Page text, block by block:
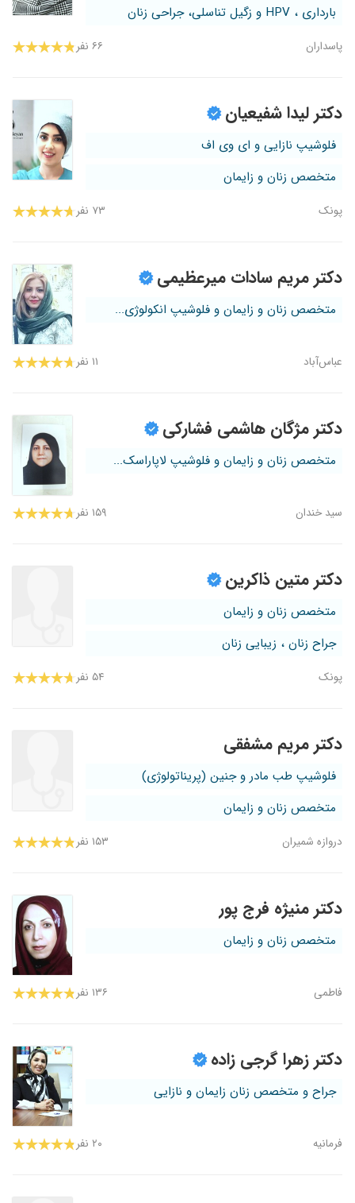
بارداری ، HPV و زگیل تناسلی، جراحی زنان
پاسداران ۶۶ نفر
دکتر لیدا شفیعیان
فلوشیپ نازایی و ای وی اف
متخصص زنان و زایمان
پونک ۷۳ نفر
دکتر مریم سادات میرعظیمی
متخصص زنان و زایمان و فلوشیپ انکولوژی...
عباس‌آباد ۱۱ نفر
دکتر مژگان هاشمی فشارکی
متخصص زنان و زایمان و فلوشیپ لاپاراسک...
سید خندان ۱۵۹ نفر
دکتر متین ذاکرین
متخصص زنان و زایمان
جراح زنان ، زیبایی زنان
پونک ۵۴ نفر
دکتر مریم مشفقی
فلوشیپ طب مادر و جنین (پریناتولوژی)
متخصص زنان و زایمان
دروازه شمیران ۱۵۳ نفر
دکتر منیژه فرج پور
متخصص زنان و زایمان
فاطمی ۱۳۶ نفر
دکتر زهرا گرجی زاده
جراح و متخصص زنان زایمان و نازایی
فرمانیه ۲۰ نفر